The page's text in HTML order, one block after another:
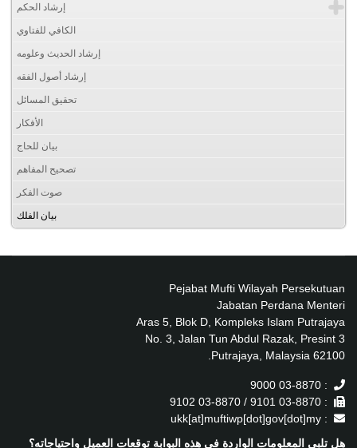
إرشاد الحكم
الكافي للفتاوي
إرشاد الحديث وعلومه
إرشاد أصول الفقه
تحقيق المسائل
الأفكار
بيان للحاج
تصحيح المفاهم
صوت الفكر
بيان الفلك
Pejabat Mufti Wilayah Persekutuan
Jabatan Perdana Menteri
Aras 5, Blok D, Kompleks Islam Putrajaya
No. 3, Jalan Tun Abdul Razak, Presint 3
62100 Putrajaya, Malaysia.
: 03-8870 9000
: 03-8870 9101 / 03-8870 9102
: ukk[at]muftiwp[dot]gov[dot]my
هل تلبي المعلومات الواردة في هذه البوابة توقعات العميل واحتياجاته؟